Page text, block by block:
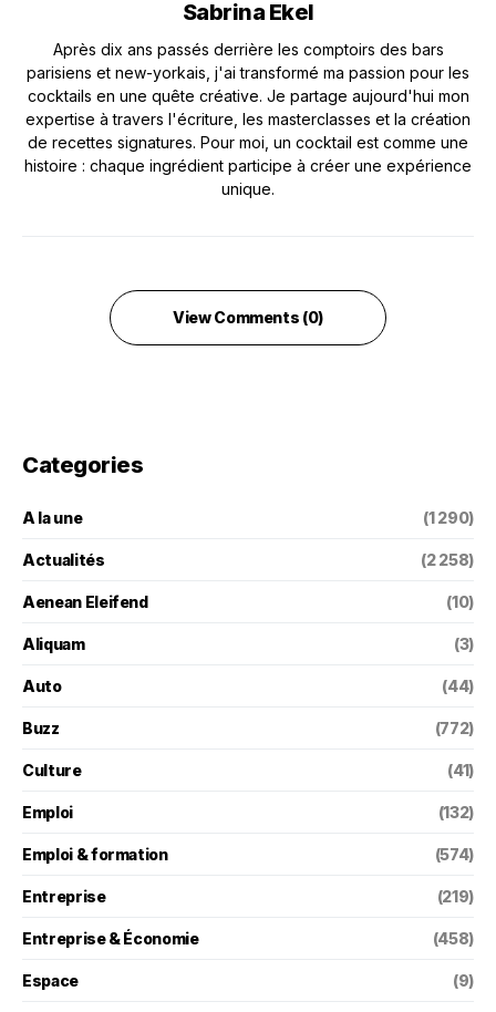
Sabrina Ekel
Après dix ans passés derrière les comptoirs des bars
parisiens et new-yorkais, j'ai transformé ma passion pour les
cocktails en une quête créative. Je partage aujourd'hui mon
expertise à travers l'écriture, les masterclasses et la création
de recettes signatures. Pour moi, un cocktail est comme une
histoire : chaque ingrédient participe à créer une expérience
unique.
View Comments (0)
Categories
A la une (1 290)
Actualités (2 258)
Aenean Eleifend (10)
Aliquam (3)
Auto (44)
Buzz (772)
Culture (41)
Emploi (132)
Emploi & formation (574)
Entreprise (219)
Entreprise & Économie (458)
Espace (9)